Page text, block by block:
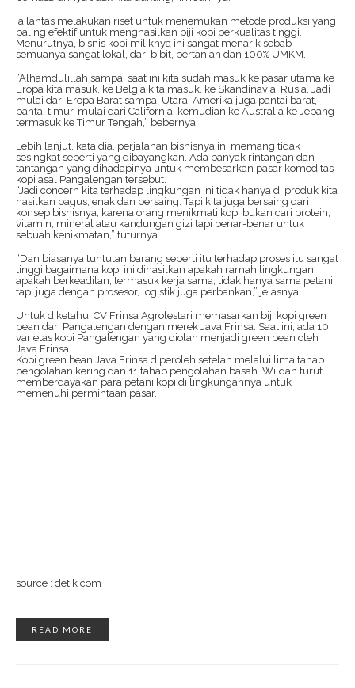
Ia lantas melakukan riset untuk menemukan metode produksi yang
paling efektif untuk menghasilkan biji kopi berkualitas tinggi.
Menurutnya, bisnis kopi miliknya ini sangat menarik sebab
semuanya sangat lokal, dari bibit, pertanian dan 100% UMKM.
“Alhamdulillah sampai saat ini kita sudah masuk ke pasar utama ke
Eropa kita masuk, ke Belgia kita masuk, ke Skandinavia, Rusia. Jadi
mulai dari Eropa Barat sampai Utara, Amerika juga pantai barat,
pantai timur, mulai dari California, kemudian ke Australia ke Jepang
termasuk ke Timur Tengah,” bebernya.
Lebih lanjut, kata dia, perjalanan bisnisnya ini memang tidak
sesingkat seperti yang dibayangkan. Ada banyak rintangan dan
tantangan yang dihadapinya untuk membesarkan pasar komoditas
kopi asal Pangalengan tersebut.
“Jadi concern kita terhadap lingkungan ini tidak hanya di produk kita
hasilkan bagus, enak dan bersaing. Tapi kita juga bersaing dari
konsep bisnisnya, karena orang menikmati kopi bukan cari protein,
vitamin, mineral atau kandungan gizi tapi benar-benar untuk
sebuah kenikmatan,” tuturnya.
“Dan biasanya tuntutan barang seperti itu terhadap proses itu sangat
tinggi bagaimana kopi ini dihasilkan apakah ramah lingkungan
apakah berkeadilan, termasuk kerja sama, tidak hanya sama petani
tapi juga dengan prosesor, logistik juga perbankan,” jelasnya.
Untuk diketahui CV Frinsa Agrolestari memasarkan biji kopi green
bean dari Pangalengan dengan merek Java Frinsa. Saat ini, ada 10
varietas kopi Pangalengan yang diolah menjadi green bean oleh
Java Frinsa.
Kopi green bean Java Frinsa diperoleh setelah melalui lima tahap
pengolahan kering dan 11 tahap pengolahan basah. Wildan turut
memberdayakan para petani kopi di lingkungannya untuk
memenuhi permintaan pasar.
source : detik com
READ MORE